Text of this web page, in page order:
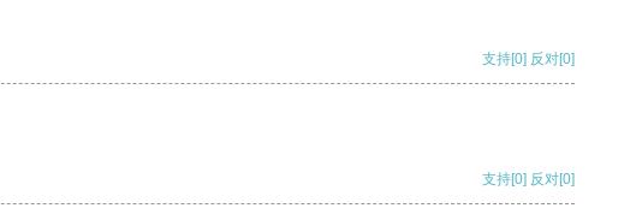
支持[0] 反对[0]
支持[0] 反对[0]